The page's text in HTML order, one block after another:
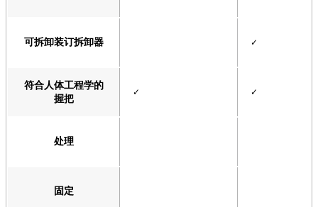
可拆卸装订拆卸器 ✓
符合人体工程学的
握把
✓ ✓
处理
固定